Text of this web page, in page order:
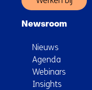
Newsroom
Nieuws
Agenda
Webinars
Insights